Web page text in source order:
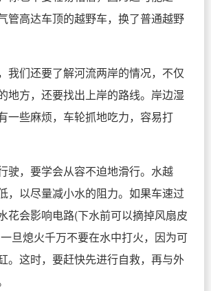
管高达车顶的越野车，换了普通越野
们还要了解河流两岸的情况，不仅
地方，还要找出上岸的路线。岸边湿
一些麻烦，车轮抓地吃力，容易打
，要学会从容不迫地滑行。水越
，以尽量减小水的阻力。如果车速过
花会影响电路(下水前可以摘掉风扇皮
旦熄火千万不要在水中打火，因为可
。这时，要赶快先进行自救，再与外